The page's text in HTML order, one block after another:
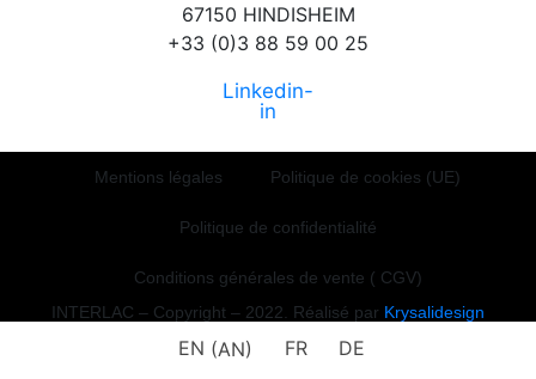
67150 HINDISHEIM
+33 (0)3 88 59 00 25
Linkedin-
in
Mentions légales Politique de cookies (UE)
Politique de confidentialité
Conditions générales de vente ( CGV)
INTERLAC – Copyright – 2022. Réalisé par Krysalidesign
EN (AN) FR DE